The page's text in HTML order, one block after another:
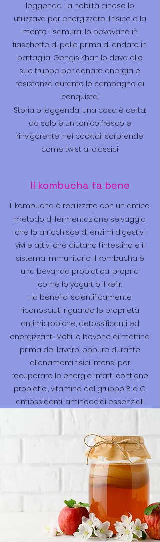
leggenda. La nobiltà cinese lo
utilizzava per energizzare il fisico e la
mente. I samurai lo bevevano in
fiaschette di pelle prima di andare in
battaglia, Gengis Khan lo dava alle
sue truppe per donare energia e
resistenza durante le campagne di
conquista.
Storia o leggenda, una cosa è certa:
da solo è un tonico fresco e
rinvigorente, nei cocktail sorprende
come twist ai classici
Il kombucha fa bene
Il kombucha è realizzato con un antico
metodo di fermentazione selvaggia
che lo arricchisce di enzimi digestivi
vivi e attivi che aiutano l'intestino e il
sistema immunitario. Il kombucha è
una bevanda probiotica, proprio
come lo yogurt o il kefir.
Ha benefici scientificamente
riconosciuti riguardo le proprietà
antimicrobiche, detossificanti ed
energizzanti. Molti lo bevono di mattina
prima del lavoro, oppure durante
allenamenti fisici intensi per
recuperare le energie: infatti contiene
probiotici, vitamine del gruppo B e C,
antiossidanti, aminoacidi essenziali.